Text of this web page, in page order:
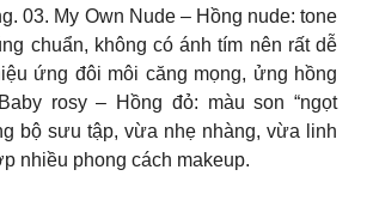
03. My Own Nude – Hồng nude: tone
chuẩn, không có ánh tím nên rất dễ
ứng đôi môi căng mọng, ửng hồng
rosy – Hồng đỏ: màu son “ngọt
bộ sưu tập, vừa nhẹ nhàng, vừa linh
nhiều phong cách makeup.